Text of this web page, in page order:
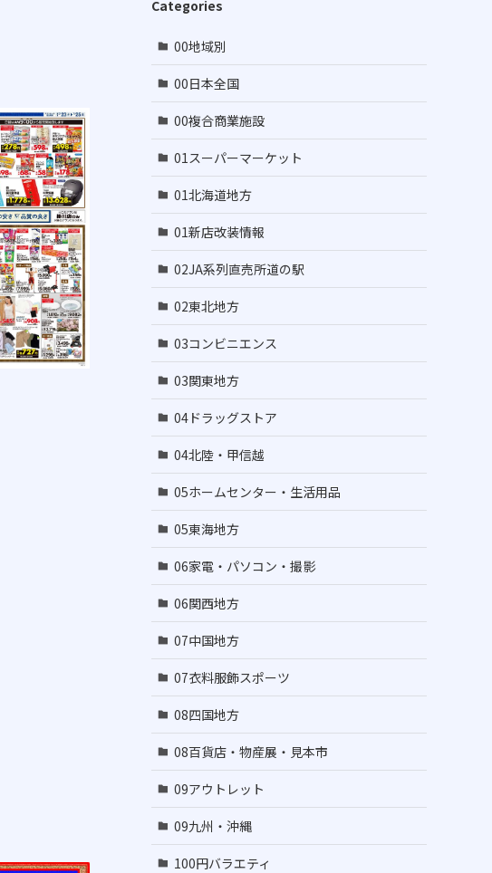
Categories
00地域別
00日本全国
00複合商業施設
01スーパーマーケット
01北海道地方
01新店改装情報
02JA系列直売所道の駅
02東北地方
03コンビニエンス
03関東地方
04ドラッグストア
04北陸・甲信越
05ホームセンター・生活用品
05東海地方
06家電・パソコン・撮影
06関西地方
07中国地方
07衣料服飾スポーツ
08四国地方
08百貨店・物産展・見本市
09アウトレット
09九州・沖縄
100円バラエティ